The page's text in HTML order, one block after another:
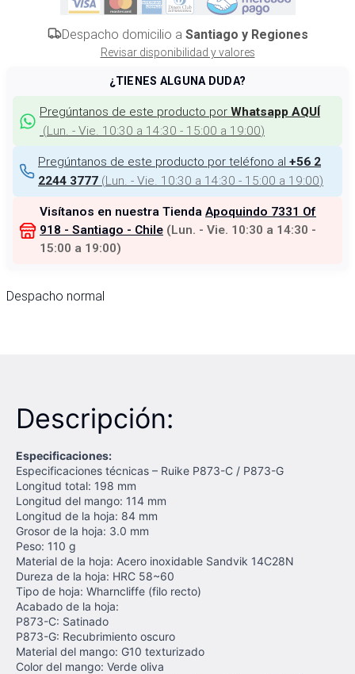
Despacho domicilio a Santiago y Regiones
Revisar disponibilidad y valores
¿TIENES ALGUNA DUDA?
Pregúntanos de este producto por Whatsapp AQUÍ
(Lun. - Vie. 10:30 a 14:30 - 15:00 a 19:00)
Pregúntanos de este producto por teléfono al +56 2
2244 3777 (Lun. - Vie. 10:30 a 14:30 - 15:00 a 19:00)
Visítanos en nuestra Tienda Apoquindo 7331 Of
918 - Santiago - Chile (Lun. - Vie. 10:30 a 14:30 -
15:00 a 19:00)
Despacho normal
Descripción:
Especificaciones:
Especificaciones técnicas – Ruike P873-C / P873-G
Longitud total: 198 mm
Longitud del mango: 114 mm
Longitud de la hoja: 84 mm
Grosor de la hoja: 3.0 mm
Peso: 110 g
Material de la hoja: Acero inoxidable Sandvik 14C28N
Dureza de la hoja: HRC 58~60
Tipo de hoja: Wharncliffe (filo recto)
Acabado de la hoja:
P873-C: Satinado
P873-G: Recubrimiento oscuro
Material del mango: G10 texturizado
Color del mango: Verde oliva